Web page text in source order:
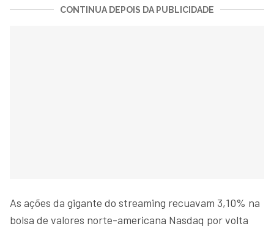
CONTINUA DEPOIS DA PUBLICIDADE
As ações da gigante do streaming recuavam 3,10% na
bolsa de valores norte-americana Nasdaq por volta